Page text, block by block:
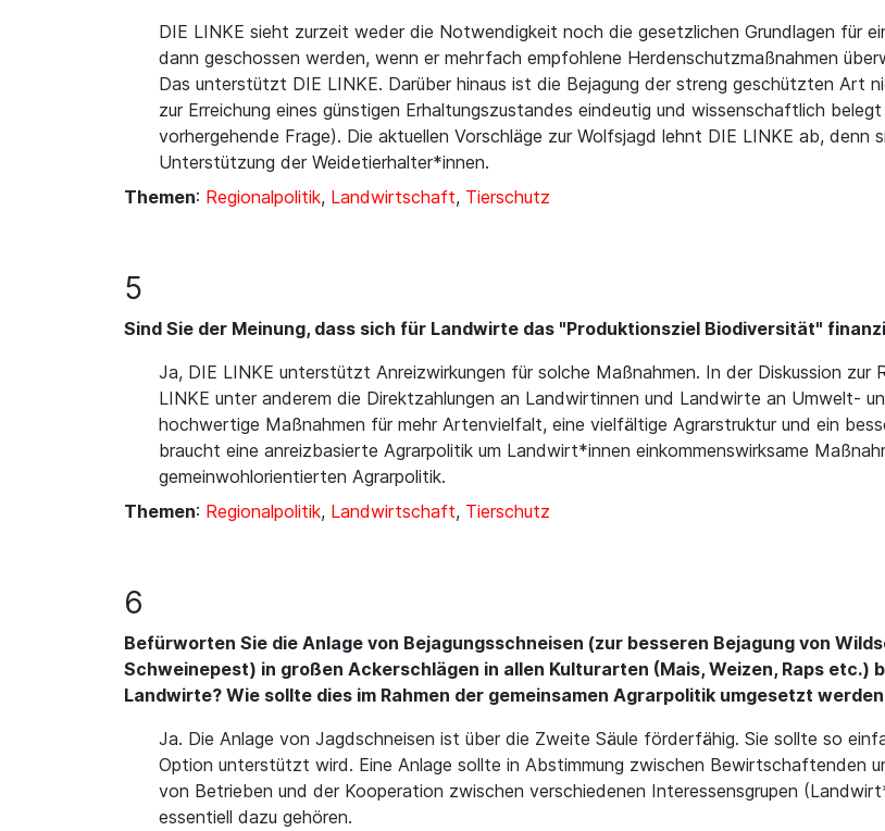
DIE LINKE sieht zurzeit weder die Notwendigkeit noch die gesetzlichen Grundlagen für
dann geschossen werden, wenn er mehrfach empfohlene Herdenschutzmaßnahmen
Das unterstützt DIE LINKE. Darüber hinaus ist die Bejagung der streng geschützten Art
zur Erreichung eines günstigen Erhaltungszustandes eindeutig und wissenschaftlich
vorhergehende Frage). Die aktuellen Vorschläge zur Wolfsjagd lehnt DIE LINKE ab, denn
Unterstützung der Weidetierhalter*innen.
Themen: Regionalpolitik, Landwirtschaft, Tierschutz
5
Sind Sie der Meinung, dass sich für Landwirte das "Produktionsziel Biodiversität"
Ja, DIE LINKE unterstützt Anreizwirkungen für solche Maßnahmen. In der Diskussion
LINKE unter anderem die Direktzahlungen an Landwirtinnen und Landwirte an Umwelt-
hochwertige Maßnahmen für mehr Artenvielfalt, eine vielfältige Agrarstruktur und ein
braucht eine anreizbasierte Agrarpolitik um Landwirt*innen einkommenswirksame
gemeinwohlorientierten Agrarpolitik.
Themen: Regionalpolitik, Landwirtschaft, Tierschutz
6
Befürworten Sie die Anlage von Bejagungsschneisen (zur besseren Bejagung von
Schweinepest) in großen Ackerschlägen in allen Kulturarten (Mais, Weizen, Raps
Landwirte? Wie sollte dies im Rahmen der gemeinsamen Agrarpolitik umgesetzt
Ja. Die Anlage von Jagdschneisen ist über die Zweite Säule förderfähig. Sie sollte so
Option unterstützt wird. Eine Anlage sollte in Abstimmung zwischen Bewirtschaftenden
von Betrieben und der Kooperation zwischen verschiedenen Interessensgrupen
essentiell dazu gehören.